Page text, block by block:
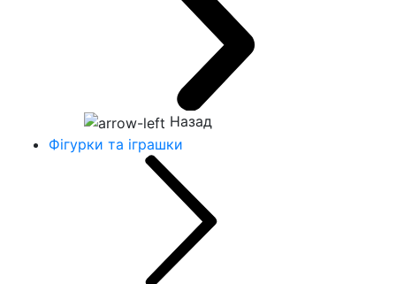
Назад
Фігурки та іграшки